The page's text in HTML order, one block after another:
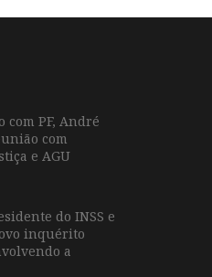
com PF, André
com
e AGU
do INSS e
inquérito
a